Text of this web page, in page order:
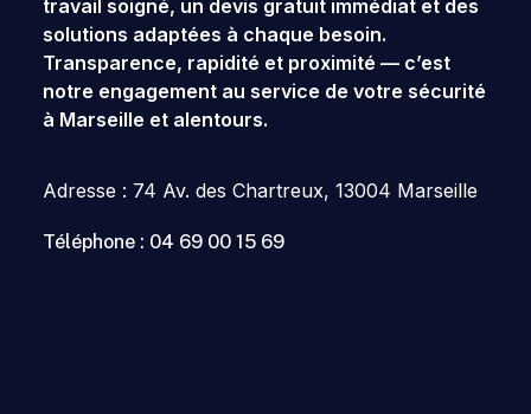
travail soigné, un devis gratuit immédiat et des
solutions adaptées à chaque besoin.
Transparence, rapidité et proximité — c’est
notre engagement au service de votre sécurité
à Marseille et alentours.
Adresse : 74 Av. des Chartreux, 13004 Marseille
Téléphone : 04 69 00 15 69